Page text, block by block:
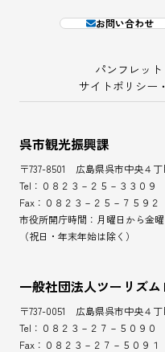
お問い合わせ
パンフレッ
サイトポリシー
呉市観光振興課
〒737-8501 広島県呉市中央４
Tel：０８２３－２５－３３０９
Fax：０８２３－２５－７５９２
市役所開庁時間：月曜日から金
（祝日・年末年始は除く）
一般社団法人ツーリズム
〒737-0051 広島県呉市中央４
Tel：０８２３－２７－５０９０
Fax：０８２３－２７－５０９１